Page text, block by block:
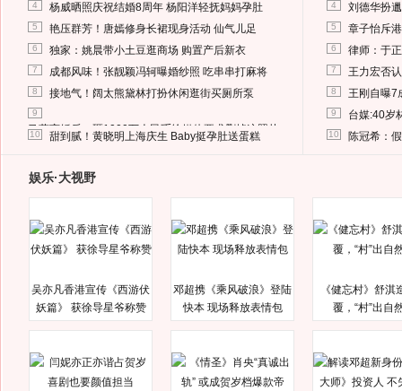
4 杨威晒照庆祝结婚8周年 杨阳洋轻抚妈妈孕肚
5 艳压群芳！唐嫣修身长裙现身活动 仙气儿足
6 独家：姚晨带小土豆逛商场 购置产后新衣
7 成都风味！张靓颖冯轲曝婚纱照 吃串串打麻将
8 接地气！阔太熊黛林打扮休闲逛街买厕所泵
9
马蓉离婚后，砸1000万人民币给媒体要求删掉这照片
10 甜到腻！黄晓明上海庆生 Baby挺孕肚送蛋糕
4 刘德华扮
5 章子怡斥
6 律师：于
7 王力宏否
8 王刚自曝7
9 台媒:40岁
10 陈冠希：
娱乐·大视野
吴亦凡香港宣传《西游伏
妖篇》 获徐导星爷称赞
邓超携《乘风破浪》登陆
快本 现场释放表情包
《健忘村》舒淇
覆，“村”出自